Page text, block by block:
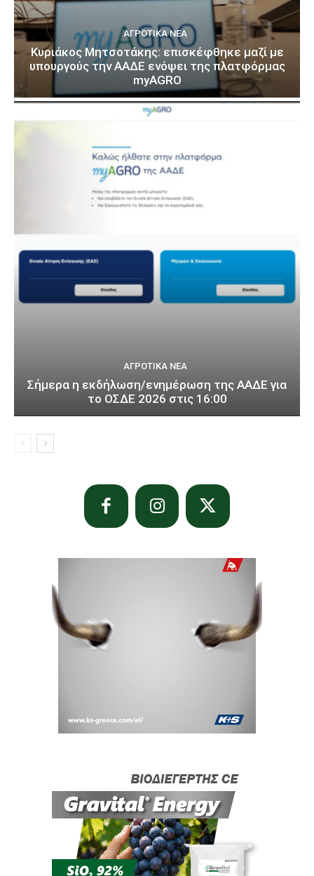
ΑΓΡΟΤΙΚΆ ΝΈΑ
Κυριάκος Μητσοτάκης: επισκέφθηκε μαζί με
υπουργούς την ΑΑΔΕ ενόψει της πλατφόρμας
myAGRO
ΑΓΡΟΤΙΚΆ ΝΈΑ
Σήμερα η εκδήλωση/ενημέρωση της ΑΑΔΕ για
το ΟΣΔΕ 2026 στις 16:00